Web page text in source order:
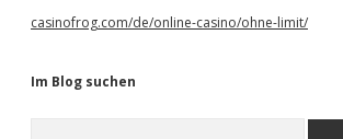
casinofrog.com/de/online-casino/ohne-limit/
Im Blog suchen